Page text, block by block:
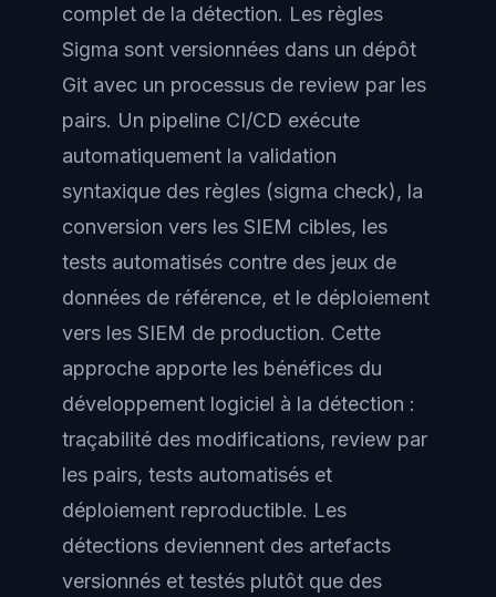
complet de la détection. Les règles
Sigma sont versionnées dans un dépôt
Git avec un processus de review par les
pairs. Un pipeline CI/CD exécute
automatiquement la validation
syntaxique des règles (sigma check), la
conversion vers les SIEM cibles, les
tests automatisés contre des jeux de
données de référence, et le déploiement
vers les SIEM de production. Cette
approche apporte les bénéfices du
développement logiciel à la détection :
traçabilité des modifications, review par
les pairs, tests automatisés et
déploiement reproductible. Les
détections deviennent des artefacts
versionnés et testés plutôt que des